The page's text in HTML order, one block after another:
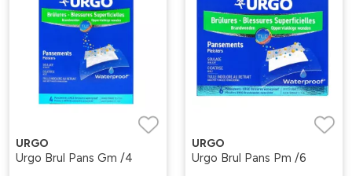
URGO
Urgo Brul Pans Gm /4
URGO
Urgo Brul Pans Pm /6